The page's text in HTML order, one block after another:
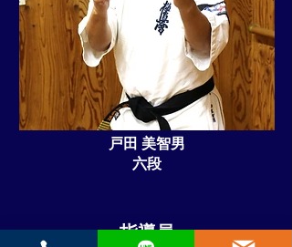
戸田 美智男
六段
指導員